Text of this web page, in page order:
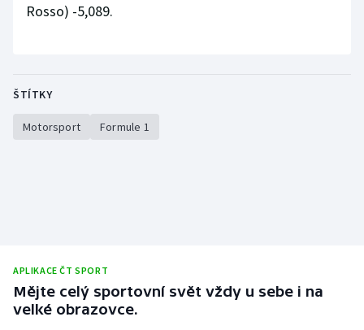
Volejbal
Rosso) -5,089.
ŠTÍTKY
Motorsport Formule 1
APLIKACE ČT SPORT
Mějte celý sportovní svět vždy u sebe i na
velké obrazovce.